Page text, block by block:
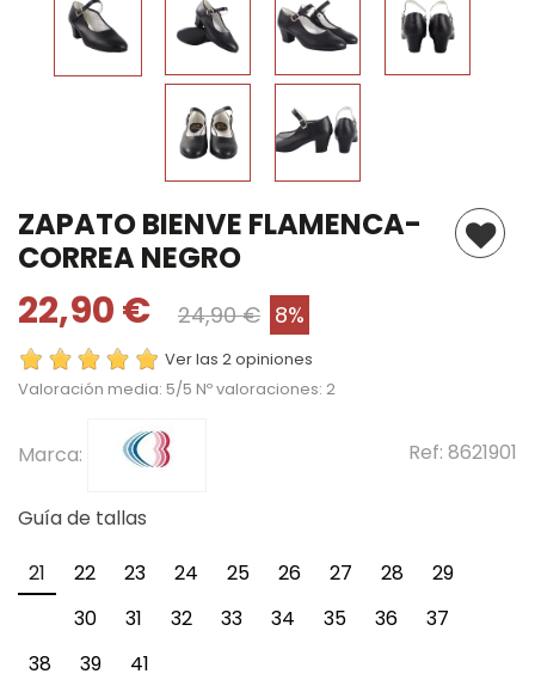
ZAPATO BIENVE FLAMENCA-
CORREA NEGRO
22,90 € 24,90 € 8%
Ver las 2 opiniones
Valoración media: 5/5 Nº valoraciones: 2
Marca: Ref: 8621901
Guía de tallas
21
22 23 24 25 26 27 28
29
30
31 32 33 34 35 36
37
38
39 41